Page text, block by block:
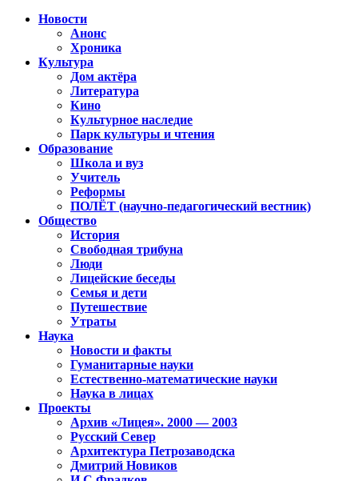
Новости
Анонс
Хроника
Культура
Дом актёра
Литература
Кино
Культурное наследие
Парк культуры и чтения
Образование
Школа и вуз
Учитель
Реформы
ПОЛЁТ (научно-педагогический вестник)
Общество
История
Свободная трибуна
Люди
Лицейские беседы
Семья и дети
Путешествие
Утраты
Наука
Новости и факты
Гуманитарные науки
Естественно-математические науки
Наука в лицах
Проекты
Архив «Лицея». 2000 — 2003
Русский Север
Архитектура Петрозаводска
Дмитрий Новиков